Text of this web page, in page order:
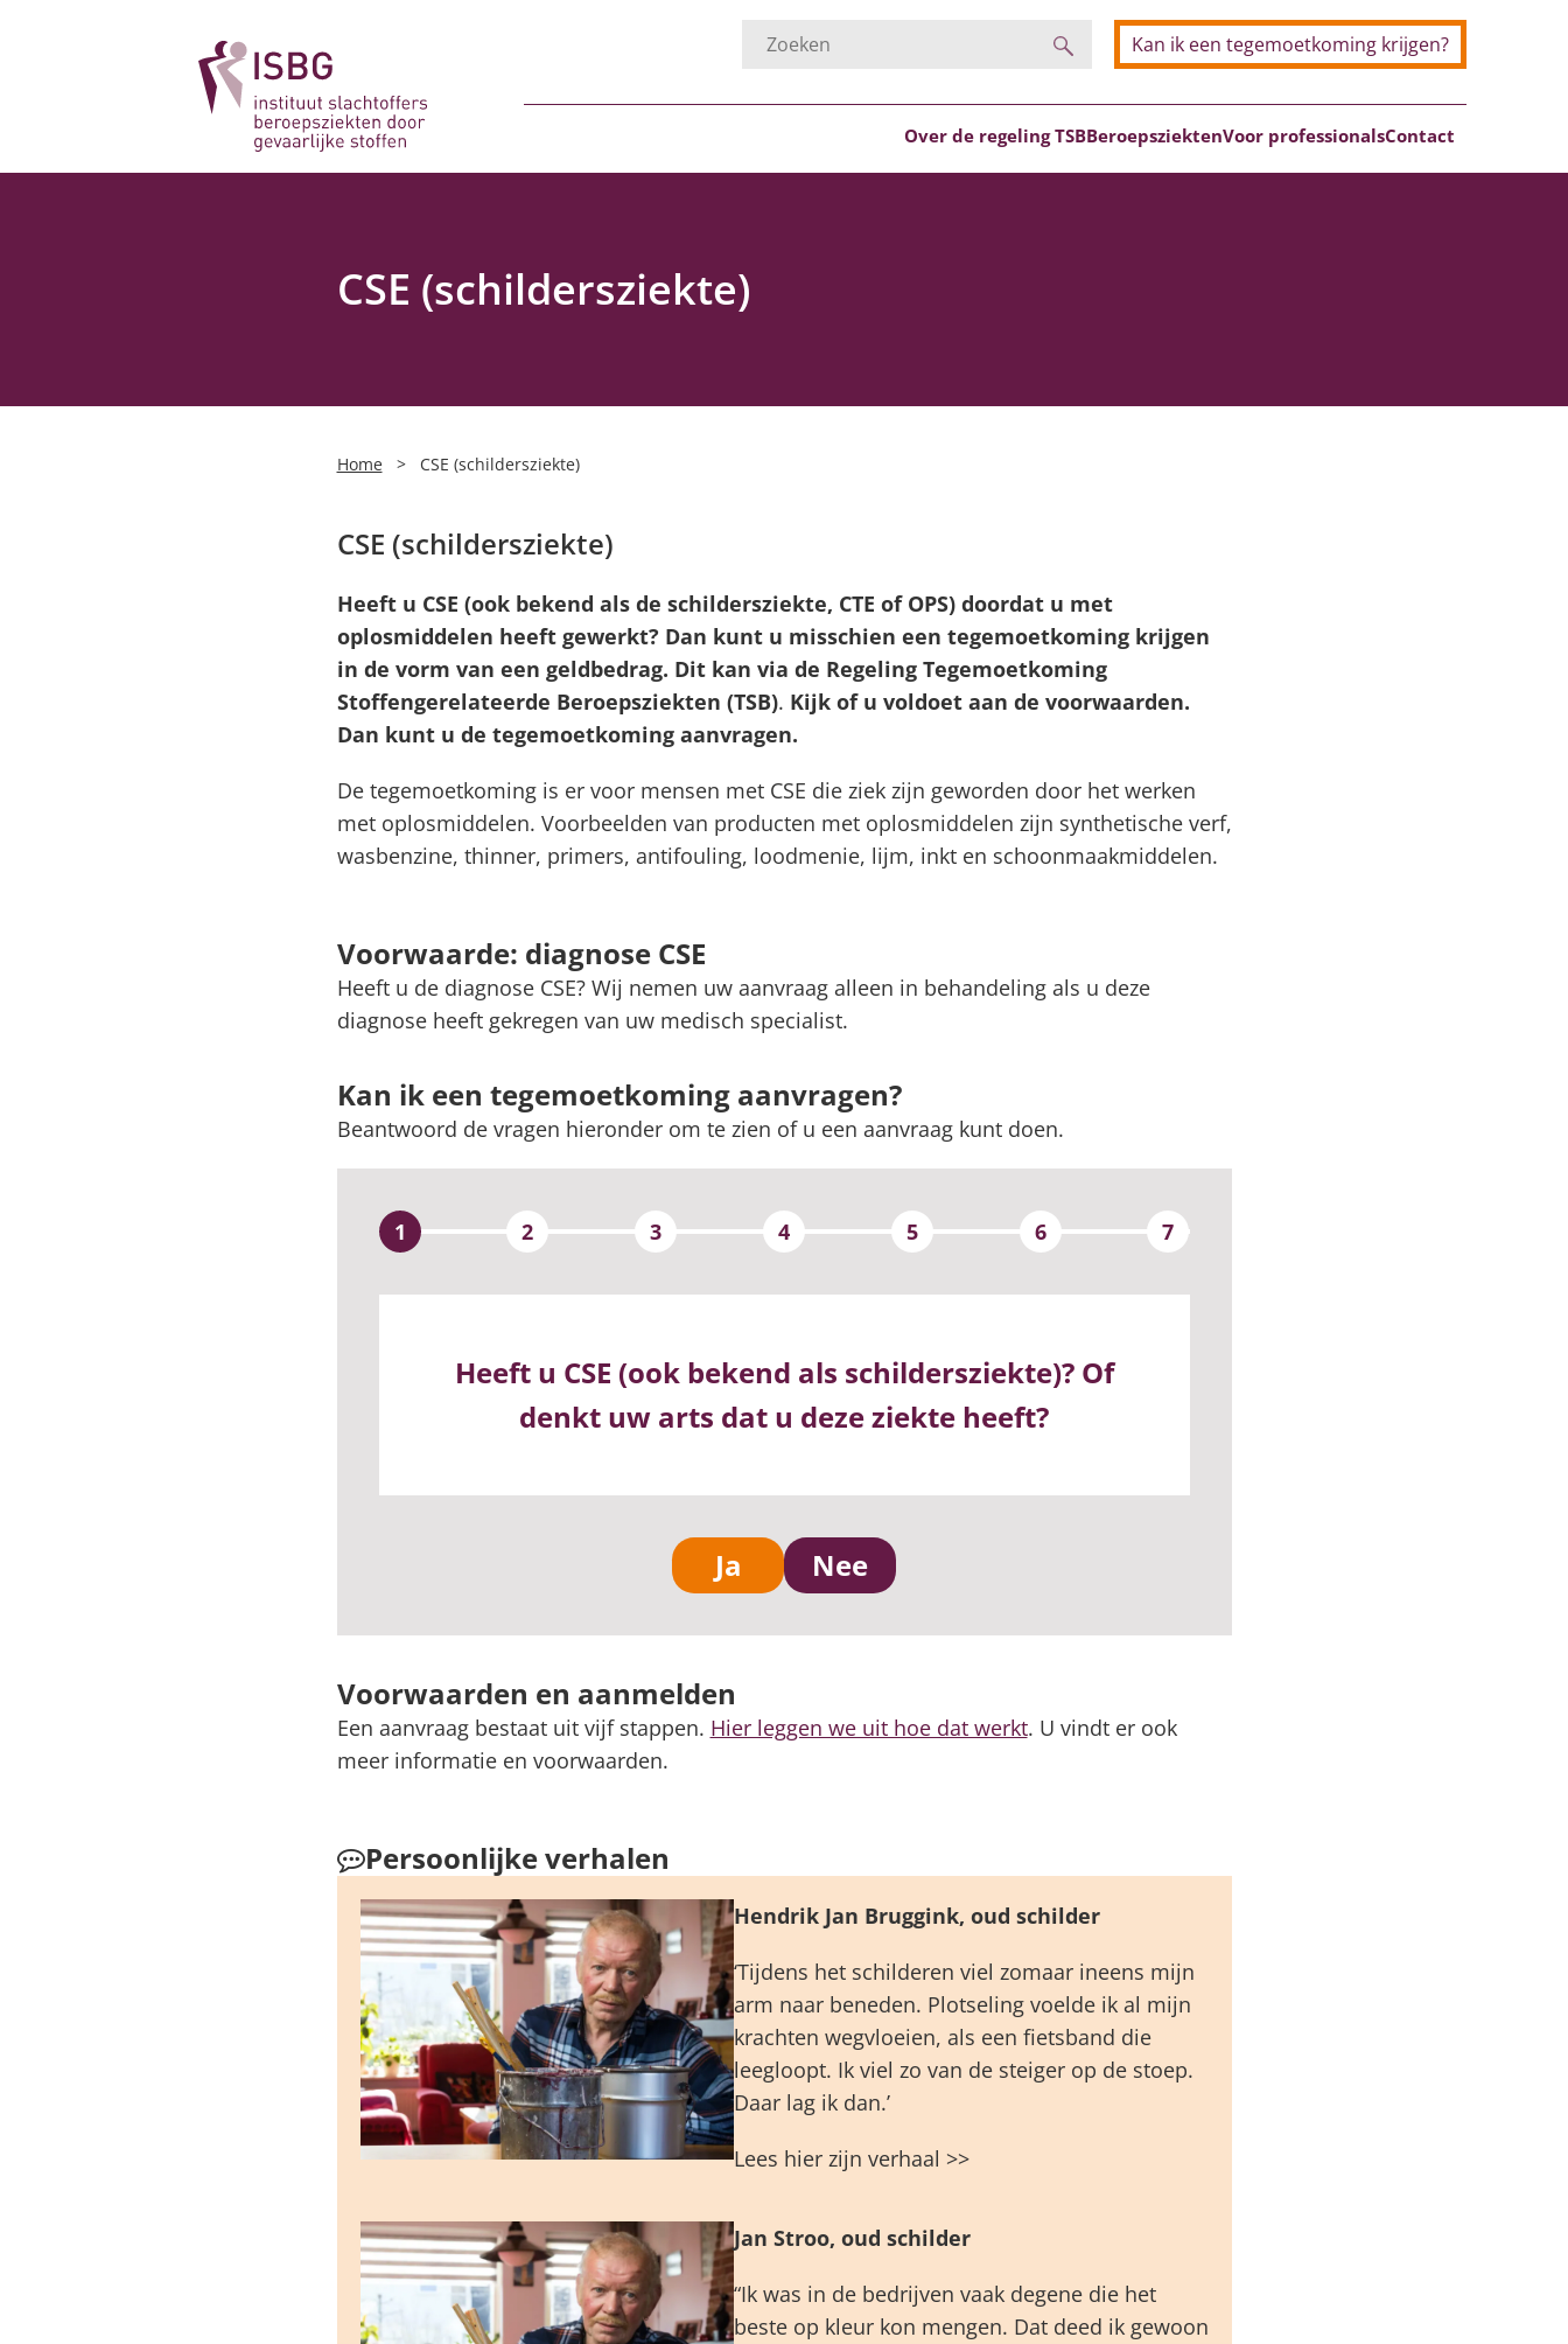
Zoeken
Kan ik een tegemoetkoming krijgen?
Over de regeling TSBBeroepsziektenVoor professionalsContact
CSE (schildersziekte)
Home > CSE (schildersziekte)
CSE (schildersziekte)
Heeft u CSE (ook bekend als de schildersziekte, CTE of OPS) doordat u met
oplosmiddelen heeft gewerkt? Dan kunt u misschien een tegemoetkoming krijgen
in de vorm van een geldbedrag. Dit kan via de Regeling Tegemoetkoming
Stoffengerelateerde Beroepsziekten (TSB). Kijk of u voldoet aan de voorwaarden.
Dan kunt u de tegemoetkoming aanvragen.
De tegemoetkoming is er voor mensen met CSE die ziek zijn geworden door het werken
met oplosmiddelen. Voorbeelden van producten met oplosmiddelen zijn synthetische verf,
wasbenzine, thinner, primers, antifouling, loodmenie, lijm, inkt en schoonmaakmiddelen.
Voorwaarde: diagnose CSE
Heeft u de diagnose CSE? Wij nemen uw aanvraag alleen in behandeling als u deze
diagnose heeft gekregen van uw medisch specialist.
Kan ik een tegemoetkoming aanvragen?
Beantwoord de vragen hieronder om te zien of u een aanvraag kunt doen.
1 2 3 4 5 6 7
Heeft u CSE (ook bekend als schildersziekte)? Of
denkt uw arts dat u deze ziekte heeft?
Ja Nee
Voorwaarden en aanmelden
Een aanvraag bestaat uit vijf stappen. Hier leggen we uit hoe dat werkt. U vindt er ook
meer informatie en voorwaarden.
Persoonlijke verhalen
Hendrik Jan Bruggink, oud schilder
‘Tijdens het schilderen viel zomaar ineens mijn
arm naar beneden. Plotseling voelde ik al mijn
krachten wegvloeien, als een fietsband die
leegloopt. Ik viel zo van de steiger op de stoep.
Daar lag ik dan.’
Lees hier zijn verhaal >>
Jan Stroo, oud schilder
“Ik was in de bedrijven vaak degene die het
beste op kleur kon mengen. Dat deed ik gewoon